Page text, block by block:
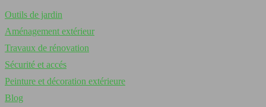
Outils de jardin
Aménagement extérieur
Travaux de rénovation
Sécurité et accés
Peinture et décoration extérieure
Blog